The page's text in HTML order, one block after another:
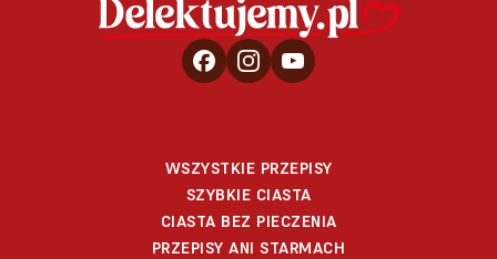
WSZYSTKIE PRZEPISY
SZYBKIE CIASTA
CIASTA BEZ PIECZENIA
PRZEPISY ANI STARMACH